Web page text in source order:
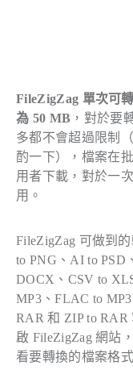
FileZigZag 單次可
為 50 MB ，對於要
多都不會超過限制
酌一下），檔案在
用者下載，對於一
用。
FileZigZag 可做到
to PNG、AI to PSD
DOCX、CSV to
MP3、FLAC to
RAR 和 ZIP to
啟 FileZigZag 網站
看要轉換的檔案格式